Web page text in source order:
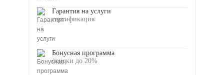
Гарантия на услуги
сертификация
Бонусная программа
скидки до 20%